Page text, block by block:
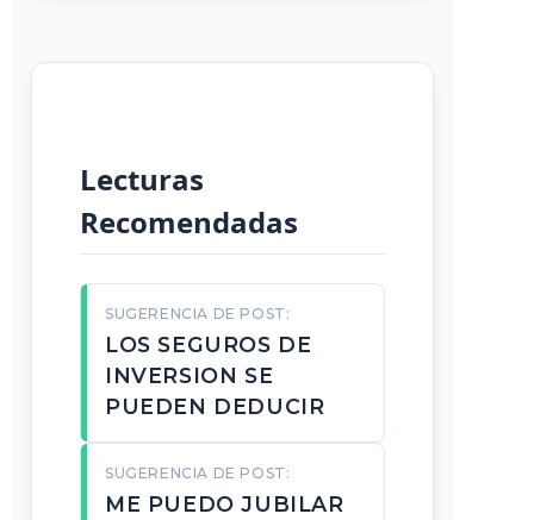
Lecturas
Recomendadas
SUGERENCIA DE POST:
LOS SEGUROS DE
INVERSION SE
PUEDEN DEDUCIR
SUGERENCIA DE POST:
ME PUEDO JUBILAR